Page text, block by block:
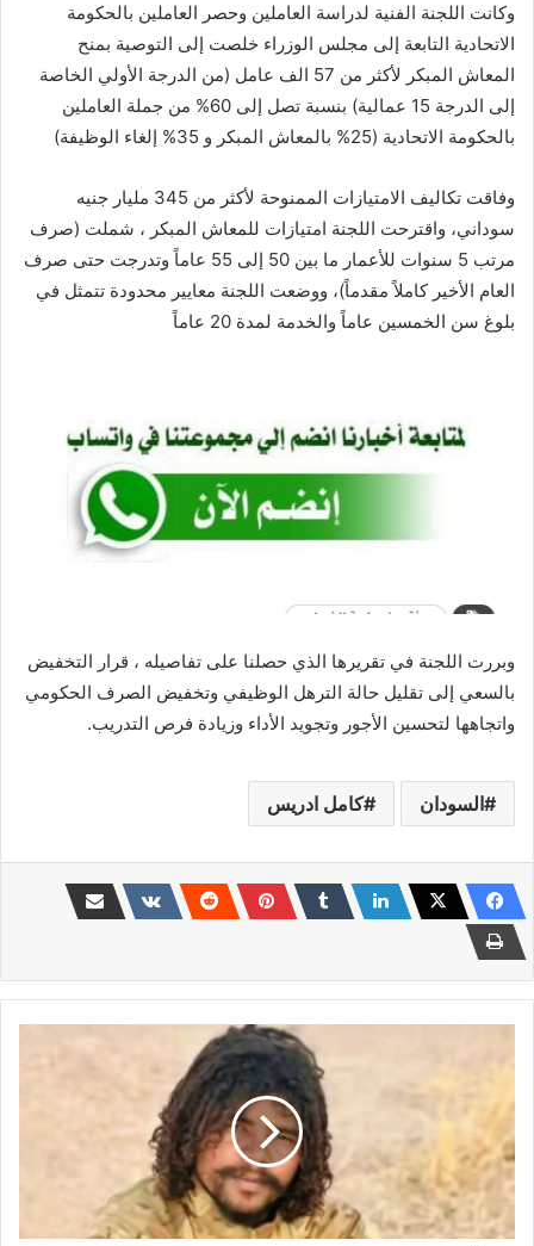
وكانت اللجنة الفنية لدراسة العاملين وحصر العاملين بالحكومة
الاتحادية التابعة إلى مجلس الوزراء خلصت إلى التوصية بمنح
المعاش المبكر لأكثر من 57 الف عامل (من الدرجة الأولي الخاصة
إلى الدرجة 15 عمالية) بنسبة تصل إلى 60% من جملة العاملين
بالحكومة الاتحادية (25% بالمعاش المبكر و 35% إلغاء الوظيفة)
وفاقت تكاليف الامتيازات الممنوحة لأكثر من 345 مليار جنيه
سوداني، واقترحت اللجنة امتيازات للمعاش المبكر ، شملت (صرف
مرتب 5 سنوات للأعمار ما بين 50 إلى 55 عاماً وتدرجت حتى صرف
العام الأخير كاملاً مقدماً)، ووضعت اللجنة معايير محدودة تتمثل في
بلوغ سن الخمسين عاماً والخدمة لمدة 20 عاماً
وبررت اللجنة في تقريرها الذي حصلنا على تفاصيله ، قرار التخفيض
بالسعي إلى تقليل حالة الترهل الوظيفي وتخفيض الصرف الحكومي
واتجاهها لتحسين الأجور وتجويد الأداء وزيادة فرص التدريب.
السودان كامل ادريس
حميدتي
"ابو
لولو"
إلى
خطوط